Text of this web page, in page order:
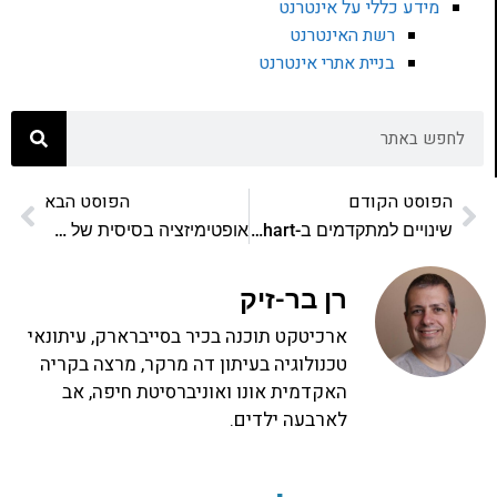
מידע כללי על אינטרנט
רשת האינטרנט
בניית אתרי אינטרנט
הפוסט הקודם
שינויים למתקדמים ב-Open Flash Chart
הפוסט הבא
אופטימיזציה בסיסית של MySQL – חלק ב'
רן בר-זיק
ארכיטקט תוכנה בכיר בסייברארק, עיתונאי
טכנולוגיה בעיתון דה מרקר, מרצה בקריה
האקדמית אונו ואוניברסיטת חיפה, אב
לארבעה ילדים.